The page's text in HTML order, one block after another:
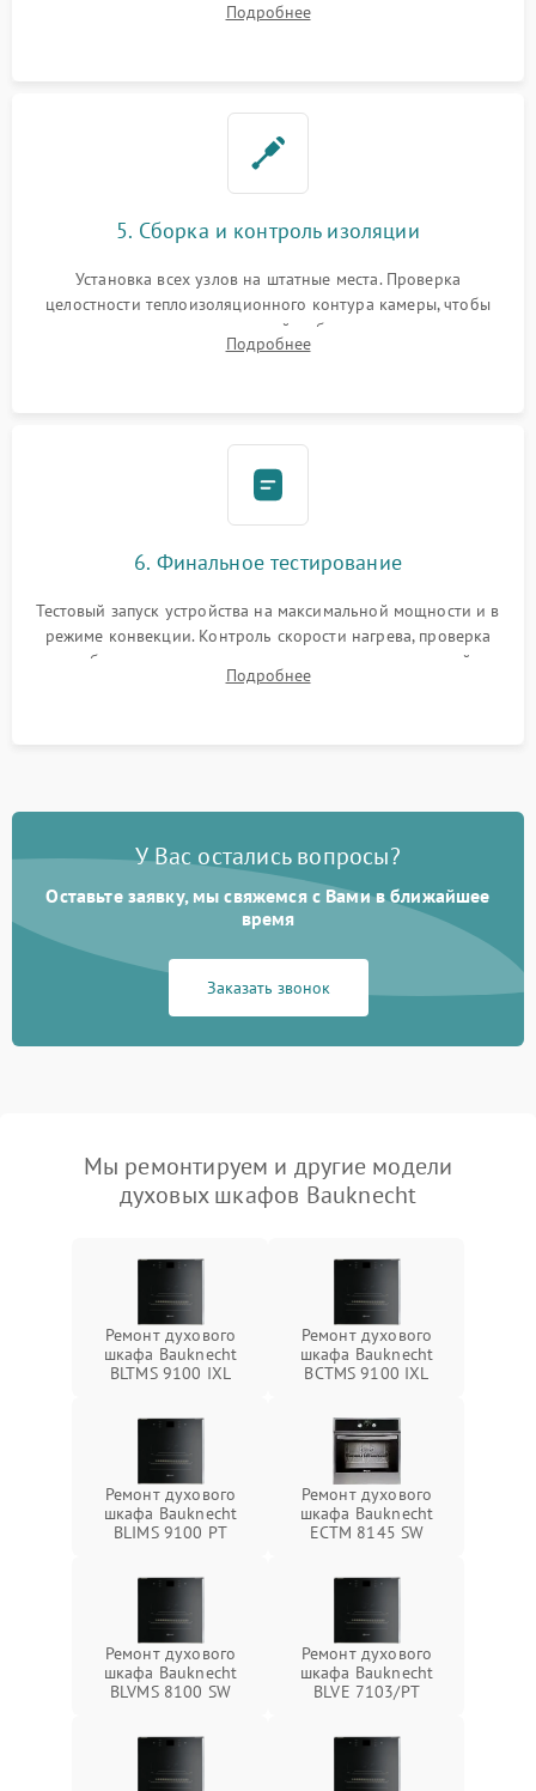
выгоревших реле, восстановление контактов и замена
Подробнее
5. Сборка и контроль изоляции
Установка всех узлов на штатные места. Проверка
целостности теплоизоляционного контура камеры, чтобы
исключить перегрев кухонной мебели и потерю тепла.
Надежная фиксация клемм и сборка корпуса шкафа.
Подробнее
6. Финальное тестирование
Тестовый запуск устройства на максимальной мощности и в
режиме конвекции. Контроль скорости нагрева, проверка
срабатывания термостата при достижении заданной
температуры и тест на отсутствие утечек тока.
Подробнее
У Вас остались вопросы?
Оставьте заявку, мы свяжемся с Вами в ближайшее
время
Заказать звонок
Мы ремонтируем и другие модели
духовых шкафов Bauknecht
Ремонт духового
шкафа Bauknecht
BLTMS 9100 IXL
Ремонт духового
шкафа Bauknecht
BCTMS 9100 IXL
Ремонт духового
шкафа Bauknecht
BLIMS 9100 PT
Ремонт духового
шкафа Bauknecht
ECTM 8145 SW
Ремонт духового
шкафа Bauknecht
BLVMS 8100 SW
Ремонт духового
шкафа Bauknecht
BLVE 7103/PT